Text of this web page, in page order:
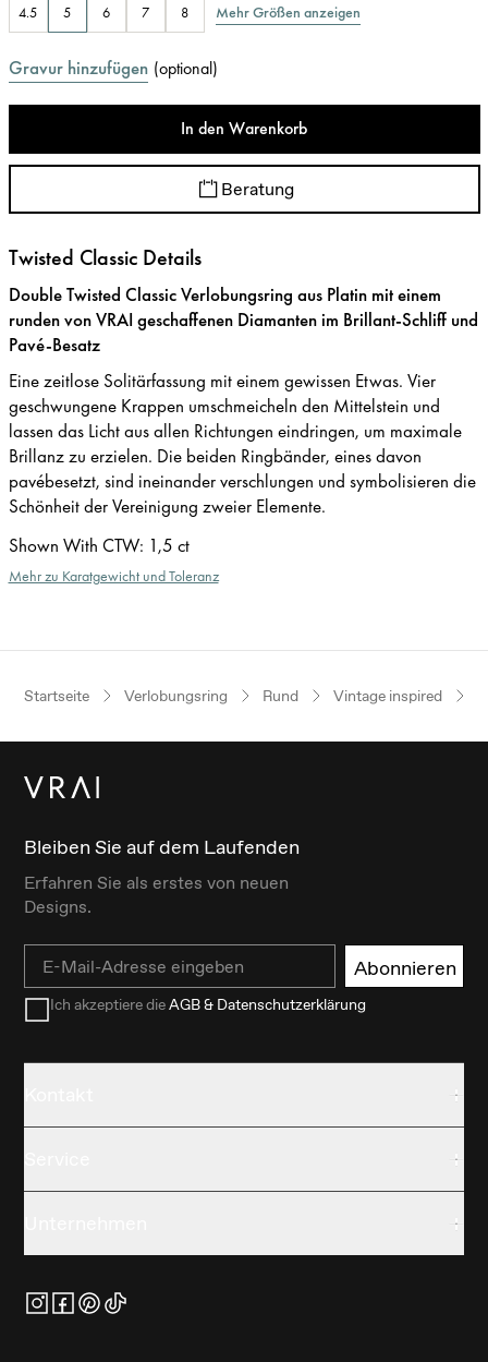
4.5 5 6 7 8 Mehr Größen anzeigen
Gravur hinzufügen (optional)
In den Warenkorb
Beratung
Twisted Classic Details
Double Twisted Classic Verlobungsring aus Platin mit einem
runden von VRAI geschaffenen Diamanten im Brillant-Schliff und
Pavé-Besatz
Eine zeitlose Solitärfassung mit einem gewissen Etwas. Vier
geschwungene Krappen umschmeicheln den Mittelstein und
lassen das Licht aus allen Richtungen eindringen, um maximale
Brillanz zu erzielen. Die beiden Ringbänder, eines davon
pavébesetzt, sind ineinander verschlungen und symbolisieren die
Schönheit der Vereinigung zweier Elemente.
Shown With CTW: 1,5 ct
Mehr zu Karatgewicht und Toleranz
Startseite Verlobungsring Rund Vintage inspired
Bleiben Sie auf dem Laufenden
Erfahren Sie als erstes von neuen
Designs.
Email Abonnieren
Ich akzeptiere dieAGB & Datenschutzerklärung